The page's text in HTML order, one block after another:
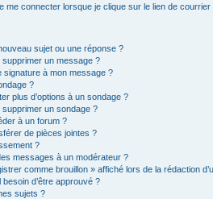
me connecter lorsque je clique sur le lien de courrier
sujet ou une réponse ?
un message ?
signature à mon message ?
?
plus d’options à un sondage ?
un sondage ?
à un forum ?
de pièces jointes ?
?
messages à un modérateur ?
comme brouillon » affiché lors de la rédaction
d’être approuvé ?
sujets ?